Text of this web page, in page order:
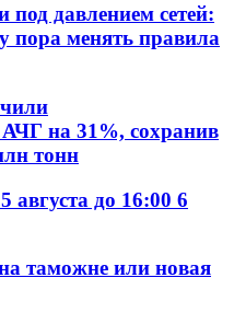
давлением сетей:
пора менять правила
на 31%, сохранив
тонн
августа до 16:00 6
таможне или новая